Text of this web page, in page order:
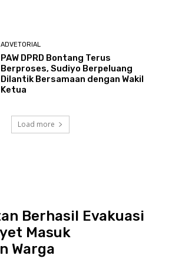
ADVETORIAL
PAW DPRD Bontang Terus
Berproses, Sudiyo Berpeluang
Dilantik Bersamaan dengan Wakil
Ketua
Load more